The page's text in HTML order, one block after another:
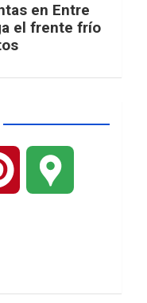
en Entre
el frente frío